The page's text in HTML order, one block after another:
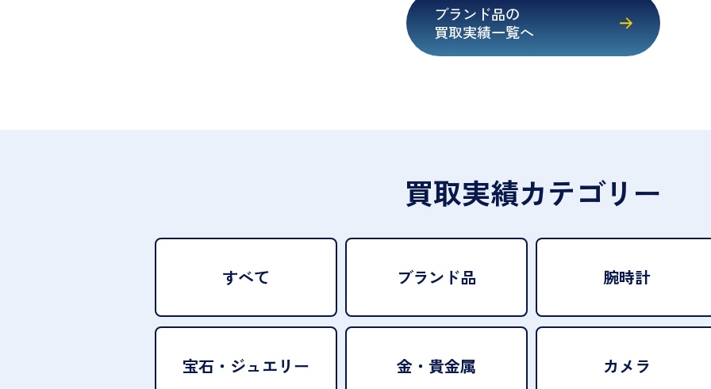
ブランド品の
買取実績一覧へ
買取実績カテゴリー
すべて ブランド品 腕時計
宝石・ ジュエリー 金・貴金属 カメラ